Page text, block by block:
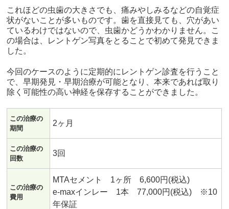
これほどの虫歯の大きさでも、痛みやしみるなどの自覚症
状がないことが多いものです。歯を直接見ても、穴があい
ているわけではないので、虫歯かどうかわかりません。こ
の場合は、レントゲン写真をとることで初めて発見できま
した。
今回のケースのように定期的にレントゲン診査を行うこと
で、早期発見・早期治療が可能となり、本来であれば取り
除く可能性の高い神経を保存することができました。
この治療の
期間
2ヶ月
この治療の
回数
3回
この治療の
費用
MTAセメント 1ヶ所 6,600円(税込)
e-maxインレー 1本 77,000円(税込) ※10
年保証